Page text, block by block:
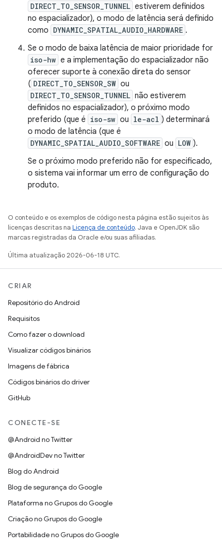
DIRECT_TO_SENSOR_TUNNEL estiverem definidos
no espacializador), o modo de latência será definido
como DYNAMIC_SPATIAL_AUDIO_HARDWARE .
Se o modo de baixa latência de maior prioridade for
iso-hw e a implementação do espacializador não
oferecer suporte à conexão direta do sensor
( DIRECT_TO_SENSOR_SW ou
DIRECT_TO_SENSOR_TUNNEL não estiverem
definidos no espacializador), o próximo modo
preferido (que é iso-sw ou le-acl ) determinará
o modo de latência (que é
DYNAMIC_SPATIAL_AUDIO_SOFTWARE ou LOW ).
Se o próximo modo preferido não for especificado,
o sistema vai informar um erro de configuração do
produto.
O conteúdo e os exemplos de código nesta página estão sujeitos às
licenças descritas na Licença de conteúdo. Java e OpenJDK são
marcas registradas da Oracle e/ou suas afiliadas.
Última atualização 2026-06-18 UTC.
CRIAR
Repositório do Android
Requisitos
Como fazer o download
Visualizar códigos binários
Imagens de fábrica
Códigos binários do driver
GitHub
CONECTE-SE
@Android no Twitter
@AndroidDev no Twitter
Blog do Android
Blog de segurança do Google
Plataforma no Grupos do Google
Criação no Grupos do Google
Portabilidade no Grupos do Google